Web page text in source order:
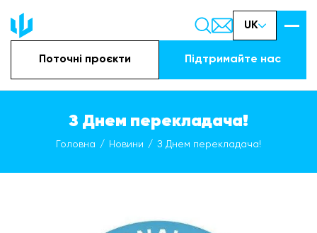
UK
Поточні проєкти Підтримайте наc
З Днем перекладача!
Головна Новини З Днем перекладача!